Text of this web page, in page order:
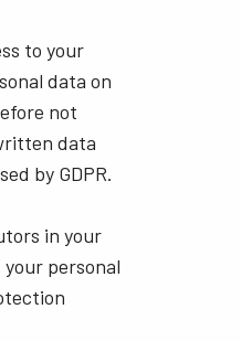
to your
data on
not
data
by GDPR.
in your
personal